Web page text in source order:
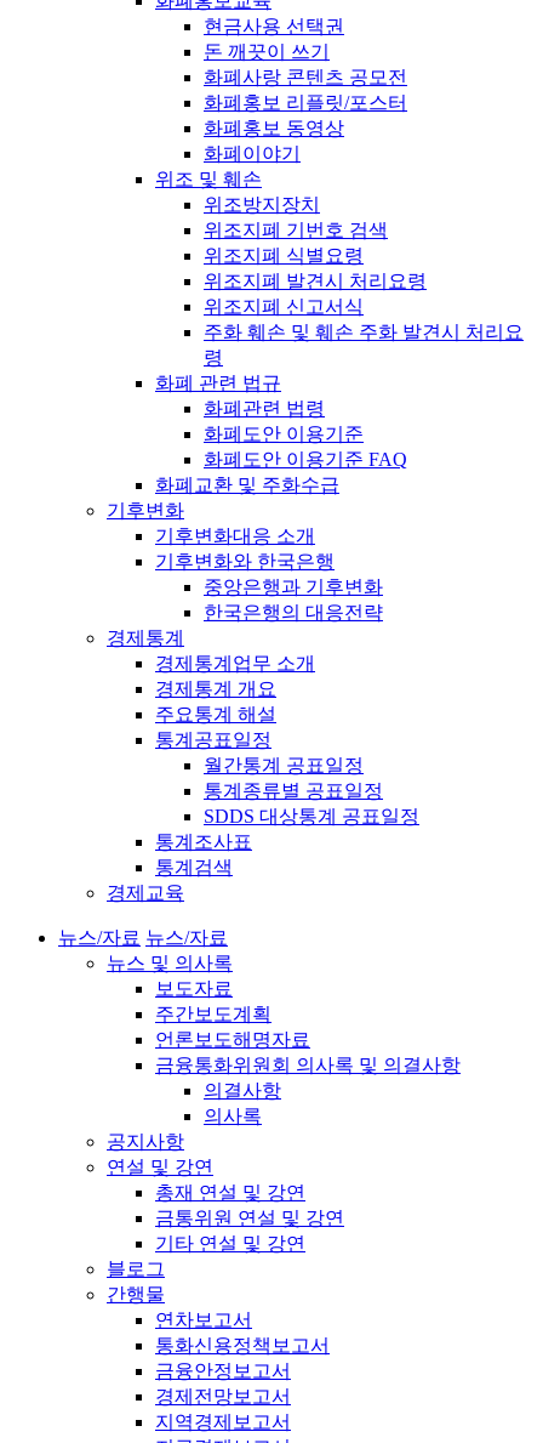
현금사용 선택권
돈 깨끗이 쓰기
화폐사랑 콘텐츠 공모전
화폐홍보 리플릿/포스터
화폐홍보 동영상
화폐이야기
위조 및 훼손
위조방지장치
위조지폐 기번호 검색
위조지폐 식별요령
위조지폐 발견시 처리요령
위조지폐 신고서식
주화 훼손 및 훼손 주화 발견시 처리요
령
화폐 관련 법규
화폐관련 법령
화폐도안 이용기준
화폐도안 이용기준 FAQ
화폐교환 및 주화수급
기후변화
기후변화대응 소개
기후변화와 한국은행
중앙은행과 기후변화
한국은행의 대응전략
경제통계
경제통계업무 소개
경제통계 개요
주요통계 해설
통계공표일정
월간통계 공표일정
통계종류별 공표일정
SDDS 대상통계 공표일정
통계조사표
통계검색
경제교육
뉴스/자료 뉴스/자료
뉴스 및 의사록
보도자료
주간보도계획
언론보도해명자료
금융통화위원회 의사록 및 의결사항
의결사항
의사록
공지사항
연설 및 강연
총재 연설 및 강연
금통위원 연설 및 강연
기타 연설 및 강연
블로그
간행물
연차보고서
통화신용정책보고서
금융안정보고서
경제전망보고서
지역경제보고서